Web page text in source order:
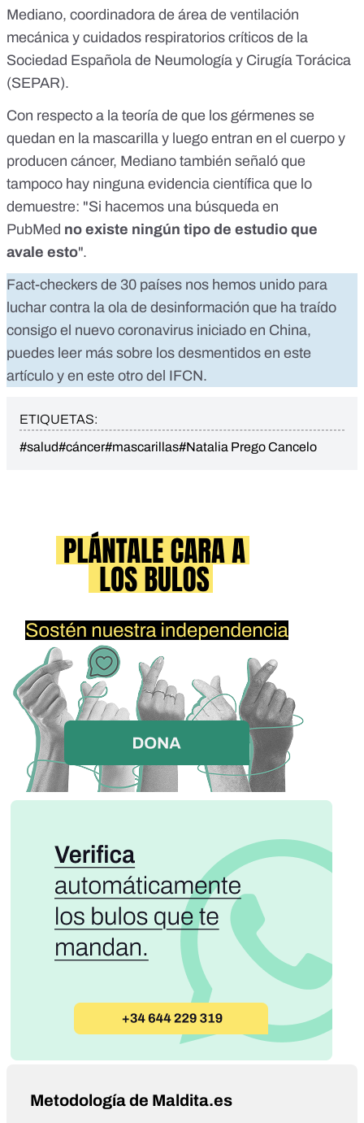
Mediano, coordinadora de área de ventilación
mecánica y cuidados respiratorios críticos de la
Sociedad Española de Neumología y Cirugía Torácica
(SEPAR).
Con respecto a la teoría de que los gérmenes se
quedan en la mascarilla y luego entran en el cuerpo y
producen cáncer, Mediano también señaló que
tampoco hay ninguna evidencia científica que lo
demuestre: "Si hacemos una búsqueda en
PubMed no existe ningún tipo de estudio que
avale esto".
Fact-checkers de 30 países nos hemos unido para
luchar contra la ola de desinformación que ha traído
consigo el nuevo coronavirus iniciado en China,
puedes leer más sobre los desmentidos en este
artículo y en este otro del IFCN.
ETIQUETAS:
#salud#cáncer#mascarillas#Natalia Prego Cancelo
Metodología de Maldita.es